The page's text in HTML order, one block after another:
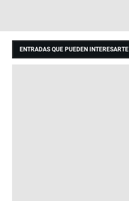
ENTRADAS QUE PUEDEN INTERESARTE